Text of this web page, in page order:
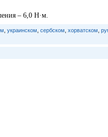
– 6,0 Н·м.
украинском сербском хорватском